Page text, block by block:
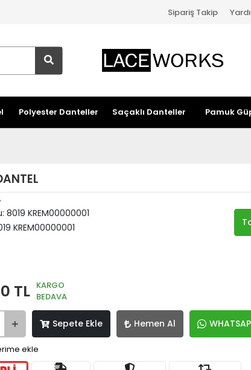
Sipariş Takip
Polyester Danteller Saçaklı Danteller Pamuk
8019 KREM00000001
KREM00000001
TL KARGO
BEDAVA
Sepete Ekle Hemen Al
ekle